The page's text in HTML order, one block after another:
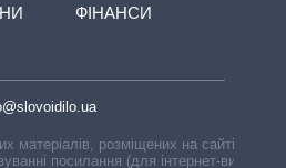
ФІНАНСИ
матеріалів, розміщених на сайті,
посилання (для інтернет-видань